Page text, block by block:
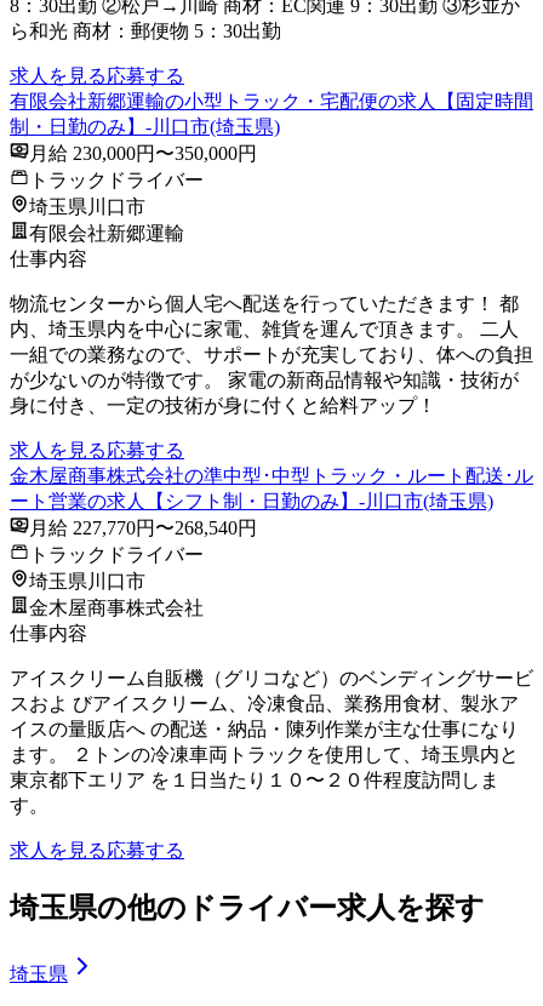
8：30出勤 ②松戸→川崎 商材：EC関連 9：30出勤 ③杉並か
ら和光 商材：郵便物 5：30出勤
求人を見る応募する
有限会社新郷運輸の小型トラック・宅配便の求人【固定時間
制・日勤のみ】-川口市(埼玉県)
月給 230,000円〜350,000円
トラックドライバー
埼玉県川口市
有限会社新郷運輸
仕事内容
物流センターから個人宅へ配送を行っていただきます！ 都
内、埼玉県内を中心に家電、雑貨を運んで頂きます。 二人
一組での業務なので、サポートが充実しており、体への負担
が少ないのが特徴です。 家電の新商品情報や知識・技術が
身に付き、一定の技術が身に付くと給料アップ！
求人を見る応募する
金木屋商事株式会社の準中型･中型トラック・ルート配送･ル
ート営業の求人【シフト制・日勤のみ】-川口市(埼玉県)
月給 227,770円〜268,540円
トラックドライバー
埼玉県川口市
金木屋商事株式会社
仕事内容
アイスクリーム自販機（グリコなど）のベンディングサービ
スおよ びアイスクリーム、冷凍食品、業務用食材、製氷ア
イスの量販店へ の配送・納品・陳列作業が主な仕事になり
ます。 ２トンの冷凍車両トラックを使用して、埼玉県内と
東京都下エリア を１日当たり１０〜２０件程度訪問しま
す。
求人を見る応募する
埼玉県の他のドライバー求人を探す
埼玉県